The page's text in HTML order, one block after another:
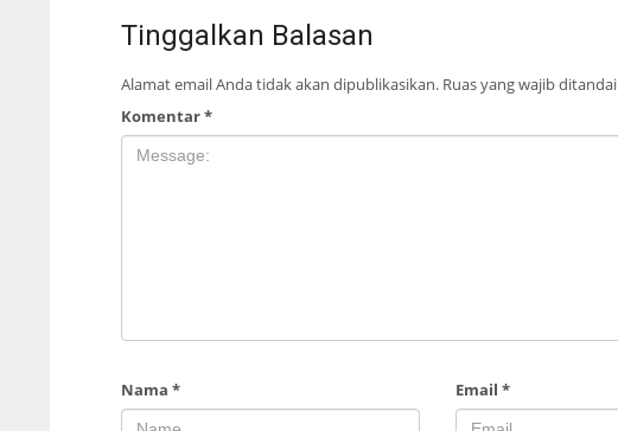
Tinggalkan Balasan
Alamat email Anda tidak akan dipublikasikan. Ruas yang wajib ditandai
Komentar*
Nama * Email*